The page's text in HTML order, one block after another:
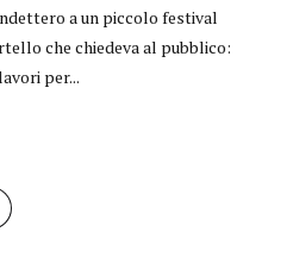
a un piccolo festival
che chiedeva al pubblico:
per...